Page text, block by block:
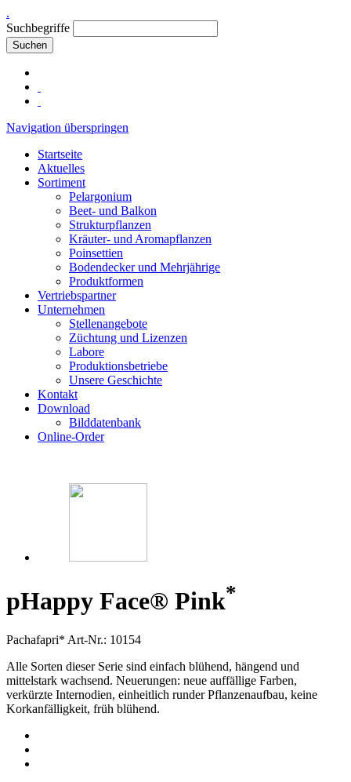
.
Suchbegriffe
Suchen
Navigation überspringen
Startseite
Aktuelles
Sortiment
Pelargonium
Beet- und Balkon
Strukturpflanzen
Kräuter- und Aromapflanzen
Poinsettien
Bodendecker und Mehrjährige
Produktformen
Vertriebspartner
Unternehmen
Stellenangebote
Züchtung und Lizenzen
Labore
Produktionsbetriebe
Unsere Geschichte
Kontakt
Download
Bilddatenbank
Online-Order
pHappy Face® Pink*
Pachafapri* Art-Nr.: 10154
Alle Sorten dieser Serie sind einfach blühend, hängend und
mittelstark wachsend. Neuerungen: neue auffällige Farben,
verkürzte Internodien, einheitlich runder Pflanzenaufbau, keine
Korkanfälligkeit, früh blühend.